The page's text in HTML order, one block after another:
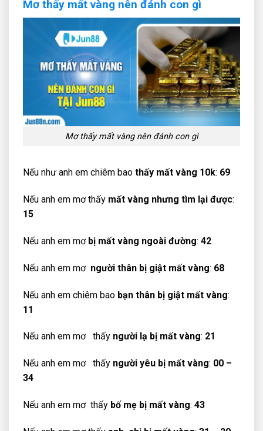
Mơ thấy mất vàng nên đánh con gì
Mơ thấy mất vàng nên đánh con gì
Nếu như anh em chiêm bao thấy mất vàng 10k: 69
Nếu anh em mơ thấy mất vàng nhưng tìm lại được:
15
Nếu anh em mơ bị mất vàng ngoài đường: 42
Nếu anh em mơ người thân bị giật mất vàng: 68
Nếu anh em chiêm bao bạn thân bị giật mất vàng:
11
Nếu anh em mơ thấy người lạ bị mất vàng: 21
Nếu anh em mơ thấy người yêu bị mất vàng: 00 –
34
Nếu anh em mơ thấy bố mẹ bị mất vàng: 43